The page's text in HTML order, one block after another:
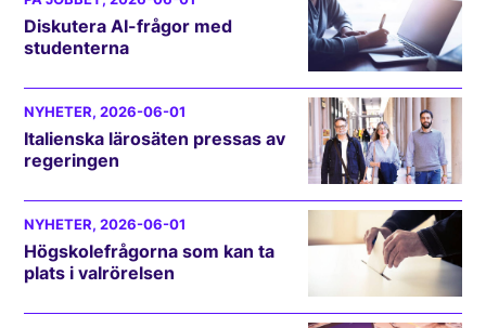
Diskutera AI-frågor med
studenterna
NYHETER, 2026-06-01
Italienska lärosäten pressas av
regeringen
NYHETER, 2026-06-01
Högskolefrågorna som kan ta
plats i valrörelsen